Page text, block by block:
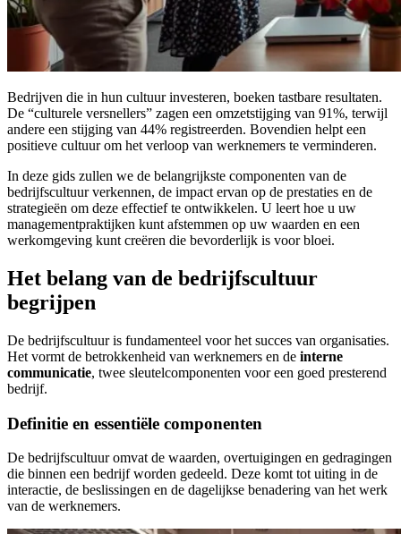
Bedrijven die in hun cultuur investeren, boeken tastbare resultaten.
De “culturele versnellers” zagen een omzetstijging van 91%, terwijl
andere een stijging van 44% registreerden. Bovendien helpt een
positieve cultuur om het verloop van werknemers te verminderen.
In deze gids zullen we de belangrijkste componenten van de
bedrijfscultuur verkennen, de impact ervan op de prestaties en de
strategieën om deze effectief te ontwikkelen. U leert hoe u uw
managementpraktijken kunt afstemmen op uw waarden en een
werkomgeving kunt creëren die bevorderlijk is voor bloei.
Het belang van de bedrijfscultuur
begrijpen
De bedrijfscultuur is fundamenteel voor het succes van organisaties.
Het vormt de betrokkenheid van werknemers en de interne
communicatie, twee sleutelcomponenten voor een goed presterend
bedrijf.
Definitie en essentiële componenten
De bedrijfscultuur omvat de waarden, overtuigingen en gedragingen
die binnen een bedrijf worden gedeeld. Deze komt tot uiting in de
interactie, de beslissingen en de dagelijkse benadering van het werk
van de werknemers.